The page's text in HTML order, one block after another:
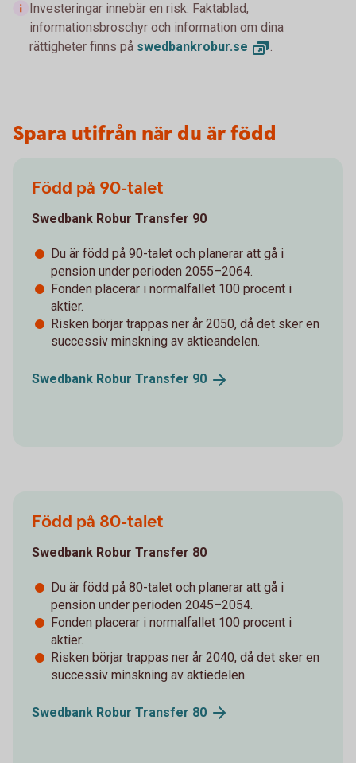
Investeringar innebär en risk. Faktablad,
informationsbroschyr och information om dina
rättigheter finns på swedbankrobur.se .
Spara utifrån när du är född
Född på 90-talet
Swedbank Robur Transfer 90
Du är född på 90-talet och planerar att gå i
pension under perioden 2055–2064.
Fonden placerar i normalfallet 100 procent i
aktier.
Risken börjar trappas ner år 2050, då det sker en
successiv minskning av aktieandelen.
Swedbank Robur Transfer 90
Född på 80-talet
Swedbank Robur Transfer 80
Du är född på 80-talet och planerar att gå i
pension under perioden 2045–2054.
Fonden placerar i normalfallet 100 procent i
aktier.
Risken börjar trappas ner år 2040, då det sker en
successiv minskning av aktiedelen.
Swedbank Robur Transfer 80